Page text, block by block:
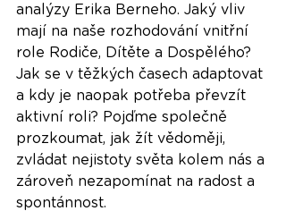
analýzy Erika Berneho. Jaký vliv
mají na naše rozhodování vnitřní
role Rodiče, Dítěte a Dospělého?
Jak se v těžkých časech adaptovat
a kdy je naopak potřeba převzít
aktivní roli? Pojďme společně
prozkoumat, jak žít vědoměji,
zvládat nejistoty světa kolem nás a
zároveň nezapomínat na radost a
spontánnost.